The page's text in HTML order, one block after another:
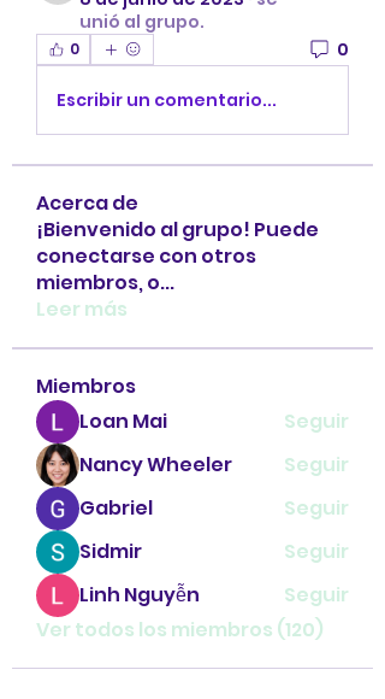
unió al grupo.
0 0
Escribir un comentario...
Acerca de
¡Bienvenido al grupo! Puede
conectarse con otros
miembros, o...
Leer más
Miembros
Loan Mai
Seguir
Nancy Wheeler
Seguir
Gabriel
Seguir
Sidmir
Seguir
Linh Nguyễn
Seguir
Ver todos los miembros (120)